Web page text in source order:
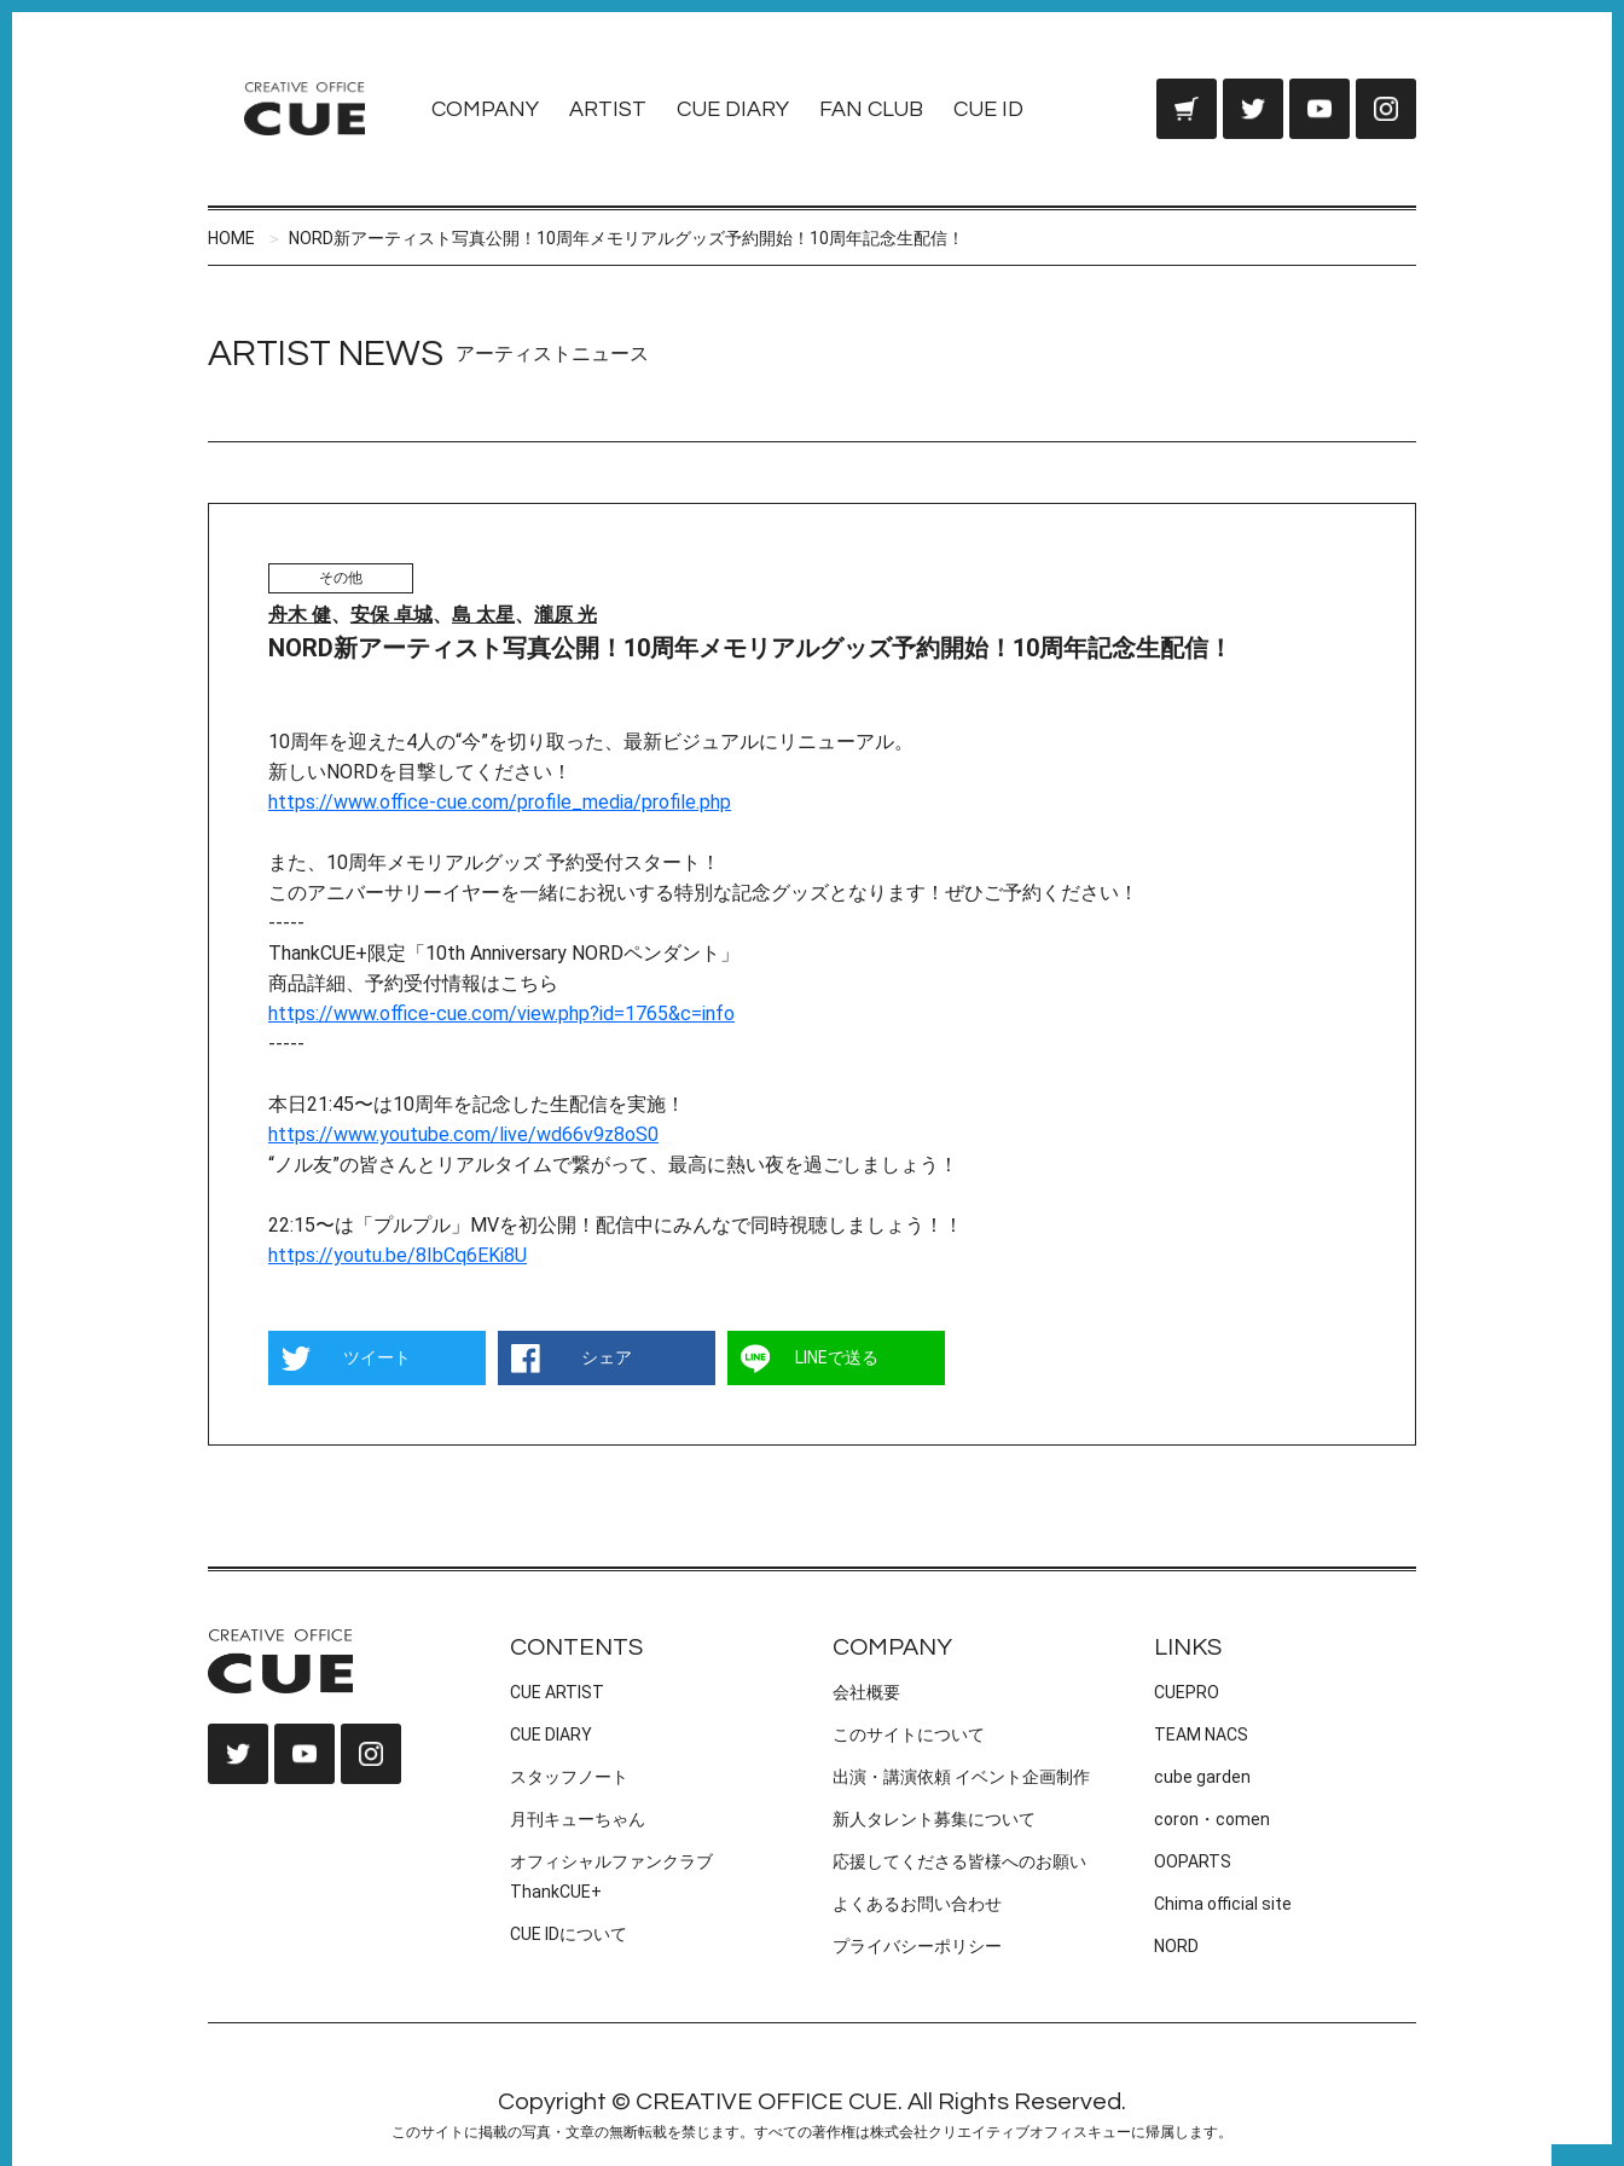
COMPANY ARTIST CUE DIARY FAN CLUB CUE ID
HOME NORD新アーティスト写真公開！10周年メモリアルグッズ予約開始！10周年記念生配信！
ARTIST NEWS アーティストニュース
その他
舟木 健、 安保 卓城、 島 太星、 瀧原 光
NORD新アーティスト写真公開！10周年メモリアルグッズ予約開始！10周年記念生配信！
10周年を迎えた4人の“今”を切り取った、最新ビジュアルにリニューアル。
新しいNORDを目撃してください！
https://www.office-cue.com/profile_media/profile.php
また、10周年メモリアルグッズ 予約受付スタート！
このアニバーサリーイヤーを一緒にお祝いする特別な記念グッズとなります！ぜひご予約ください！
-----
ThankCUE+限定「10th Anniversary NORDペンダント」
商品詳細、予約受付情報はこちら
https://www.office-cue.com/view.php?id=1765&c=info
-----
本日21:45〜は10周年を記念した生配信を実施！
https://www.youtube.com/live/wd66v9z8oS0
“ノル友”の皆さんとリアルタイムで繋がって、最高に熱い夜を過ごしましょう！
22:15〜は「プルプル」MVを初公開！配信中にみんなで同時視聴しましょう！！
https://youtu.be/8IbCq6EKi8U
ツイート シェア LINEで送る
CONTENTS
CUE ARTIST
CUE DIARY
スタッフノート
月刊キューちゃん
オフィシャルファンクラブ
ThankCUE+
CUE IDについて
COMPANY
会社概要
このサイトについて
出演・講演依頼 イベント企画制作
新人タレント募集について
応援してくださる皆様へのお願い
よくあるお問い合わせ
プライバシーポリシー
LINKS
CUEPRO
TEAM NACS
cube garden
coron・comen
OOPARTS
Chima official site
NORD
Copyright © CREATIVE OFFICE CUE. All Rights Reserved.
このサイトに掲載の写真・文章の無断転載を禁じます。すべての著作権は株式会社クリエイティブオフィスキューに帰属します。